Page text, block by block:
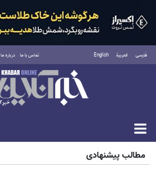
فارسی العربية English تماس با ما درباره ما
جمعه ۱۶ مرداد ۱۴۰۵
مطالب پیشنهادی